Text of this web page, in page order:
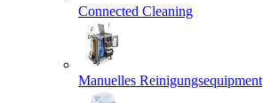
Connected Cleaning
Manuelles Reinigungsequipment